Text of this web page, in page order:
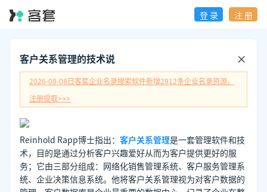
登 录 注 册
客户关系管理的技术说
2026-08-08日客套企业名录搜索软件新增2912条企业名录资源，
注册提取>>>
Reinhold Rapp博士指出： 客户关系管理是一套管理软件和技
术，目的是通过分析客户兴趣爱好从而为客户提供更好的服
务；它由三部分组成：网络化销售管理系统、客户服务管理系
统、企业决策信息系统。他将客户关系管理视为对客户数据的